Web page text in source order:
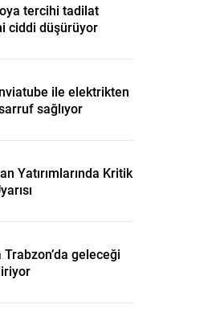
tercihi tadilat
ciddi düşürüyor
ile elektrikten
sağlıyor
Yatırımlarında Kritik
Trabzon’da geleceği